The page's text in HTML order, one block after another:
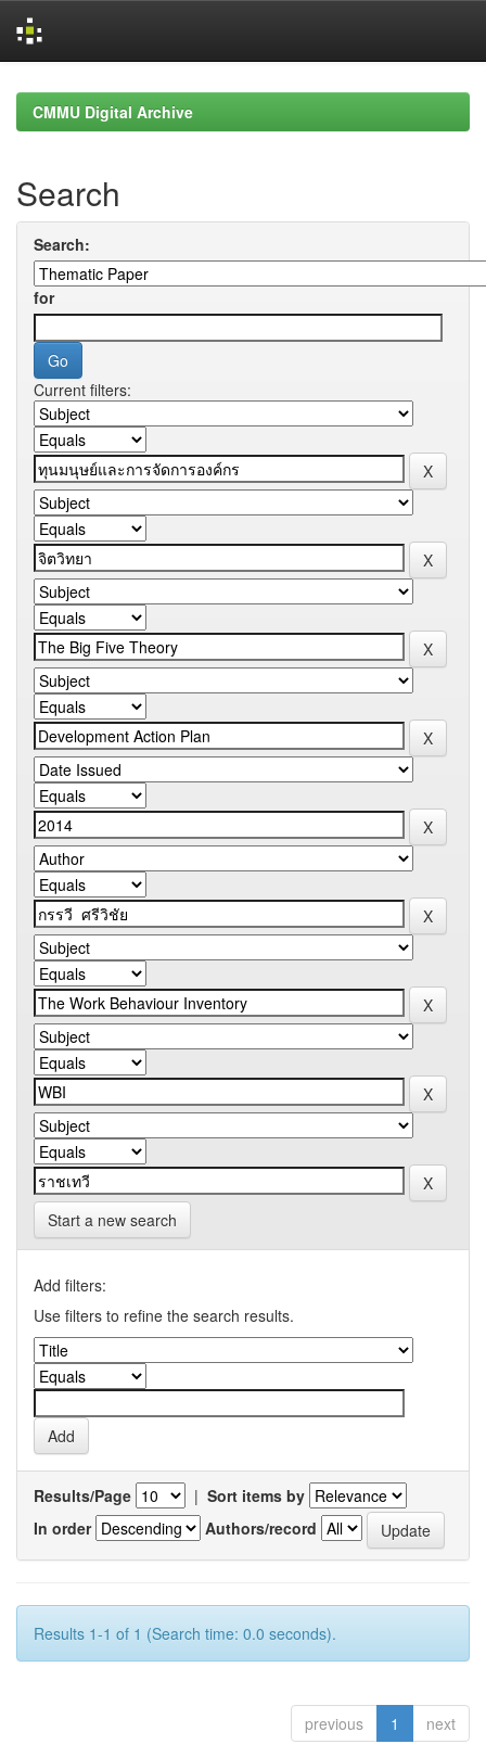
navigationCMMU Digital Archive
Search
Search:
for
Current filters:
Start a new search
Add filters:
Use filters to refine the search results.
Results/Page | Sort items by
In order
Authors/record
Results 1-1 of 1 (Search time: 0.0 seconds).
previous 1 next